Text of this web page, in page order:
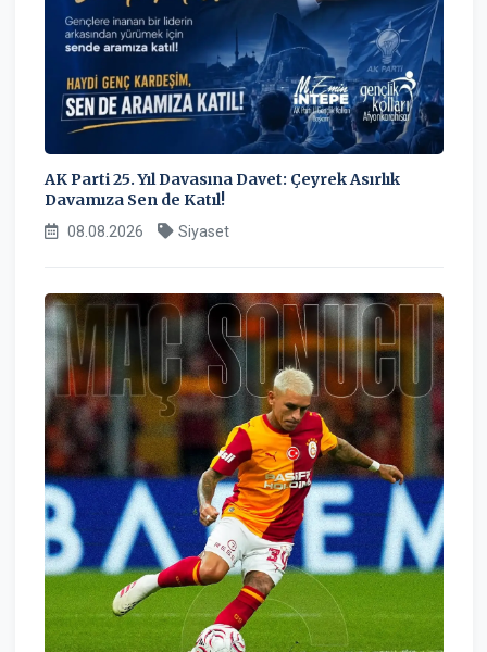
AK Parti 25. Yıl Davasına Davet: Çeyrek Asırlık
Davamıza Sen de Katıl!
08.08.2026 Siyaset